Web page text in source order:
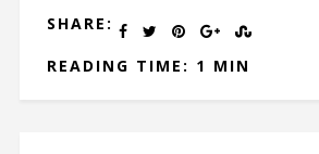
SHARE:
READING TIME: 1 MIN